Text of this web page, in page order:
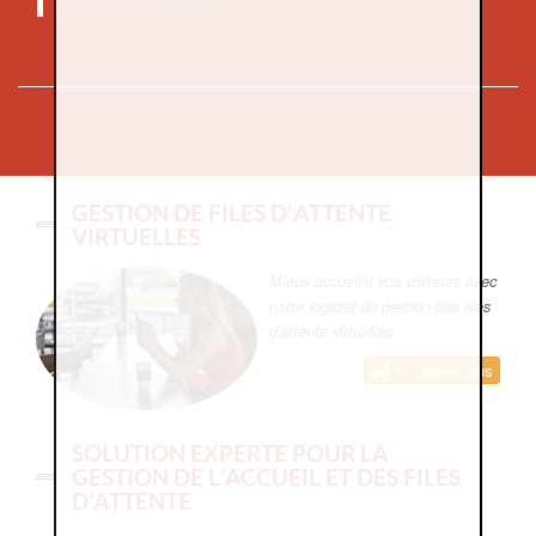
GESTION DE FILES D'ATTENTE
VIRTUELLES
Mieux accueillir vos visiteurs avec
notre logiciel de gestion des files
En savoir plus
SOLUTION EXPERTE POUR LA
GESTION DE L’ACCUEIL ET DES FILES
D’ATTENTE